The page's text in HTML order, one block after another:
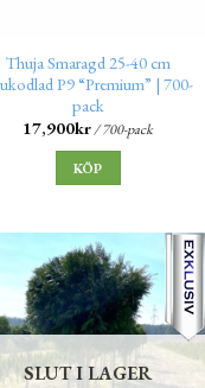
Thuja Smaragd 25-40 cm
P9 “Premium” | 700-
pack
17,900kr/ 700-pack
KÖP
SLUT I LAGER